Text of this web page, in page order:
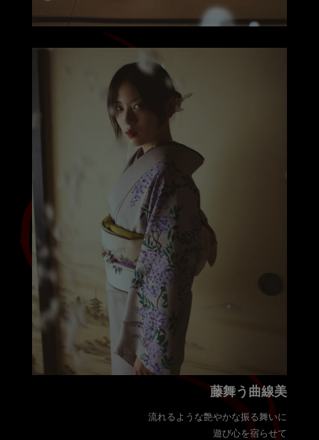
藤舞う曲線美
流れるような艶やかな振る舞いに
遊び心を宿らせて